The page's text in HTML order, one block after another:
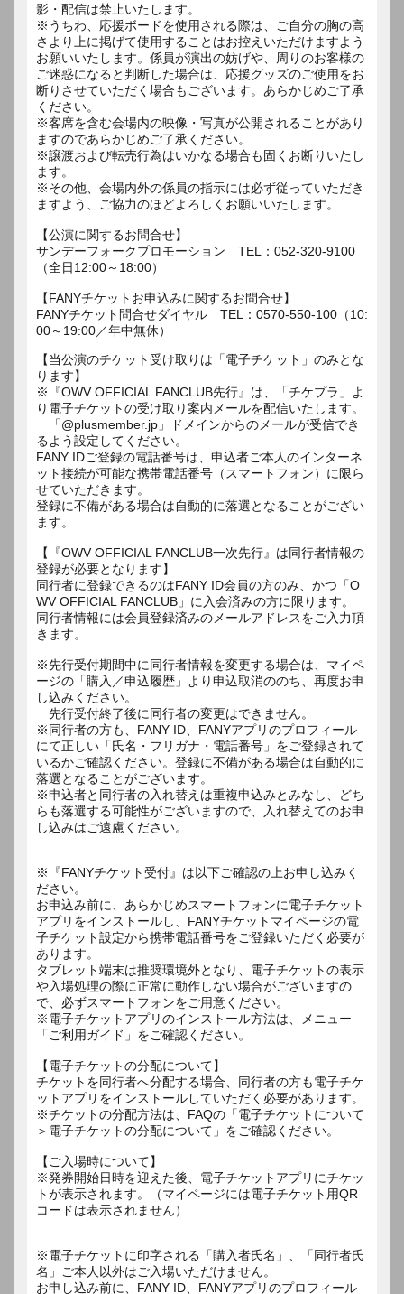
影・配信は禁止いたします。
※うちわ、応援ボードを使用される際は、ご自分の胸の高
さより上に掲げて使用することはお控えいただけますよう
お願いいたします。係員が演出の妨げや、周りのお客様の
ご迷惑になると判断した場合は、応援グッズのご使用をお
断りさせていただく場合もございます。あらかじめご了承
ください。
※客席を含む会場内の映像・写真が公開されることがあり
ますのであらかじめご了承ください。
※譲渡および転売行為はいかなる場合も固くお断りいたし
ます。
※その他、会場内外の係員の指示には必ず従っていただき
ますよう、ご協力のほどよろしくお願いいたします。
【公演に関するお問合せ】
サンデーフォークプロモーション TEL：052-320-9100
（全日12:00～18:00）
【FANYチケットお申込みに関するお問合せ】
FANYチケット問合せダイヤル TEL：0570-550-100（10:
00～19:00／年中無休）
【当公演のチケット受け取りは「電子チケット」のみとな
ります】
※『OWV OFFICIAL FANCLUB先行』は、「チケプラ」よ
り電子チケットの受け取り案内メールを配信いたします。
「@plusmember.jp」ドメインからのメールが受信でき
るよう設定してください。
FANY IDご登録の電話番号は、申込者ご本人のインターネ
ット接続が可能な携帯電話番号（スマートフォン）に限ら
せていただきます。
登録に不備がある場合は自動的に落選となることがござい
ます。
【『OWV OFFICIAL FANCLUB一次先行』は同行者情報の
登録が必要となります】
同行者に登録できるのはFANY ID会員の方のみ、かつ「O
WV OFFICIAL FANCLUB」に入会済みの方に限ります。
同行者情報には会員登録済みのメールアドレスをご入力頂
きます。
※先行受付期間中に同行者情報を変更する場合は、マイペ
ージの「購入／申込履歴」より申込取消ののち、再度お申
し込みください。
先行受付終了後に同行者の変更はできません。
※同行者の方も、FANY ID、FANYアプリのプロフィール
にて正しい「氏名・フリガナ・電話番号」をご登録されて
いるかご確認ください。登録に不備がある場合は自動的に
落選となることがございます。
※申込者と同行者の入れ替えは重複申込みとみなし、どち
らも落選する可能性がございますので、入れ替えてのお申
し込みはご遠慮ください。
※『FANYチケット受付』は以下ご確認の上お申し込みく
ださい。
お申込み前に、あらかじめスマートフォンに電子チケット
アプリをインストールし、FANYチケットマイページの電
子チケット設定から携帯電話番号をご登録いただく必要が
あります。
タブレット端末は推奨環境外となり、電子チケットの表示
や入場処理の際に正常に動作しない場合がございますの
で、必ずスマートフォンをご用意ください。
※電子チケットアプリのインストール方法は、メニュー
「ご利用ガイド」をご確認ください。
【電子チケットの分配について】
チケットを同行者へ分配する場合、同行者の方も電子チケ
ットアプリをインストールしていただく必要があります。
※チケットの分配方法は、FAQの「電子チケットについて
＞電子チケットの分配について」をご確認ください。
【ご入場時について】
※発券開始日時を迎えた後、電子チケットアプリにチケッ
トが表示されます。（マイページには電子チケット用QR
コードは表示されません）
※電子チケットに印字される「購入者氏名」、「同行者氏
名」ご本人以外はご入場いただけません。
お申し込み前に、FANY ID、FANYアプリのプロフィール